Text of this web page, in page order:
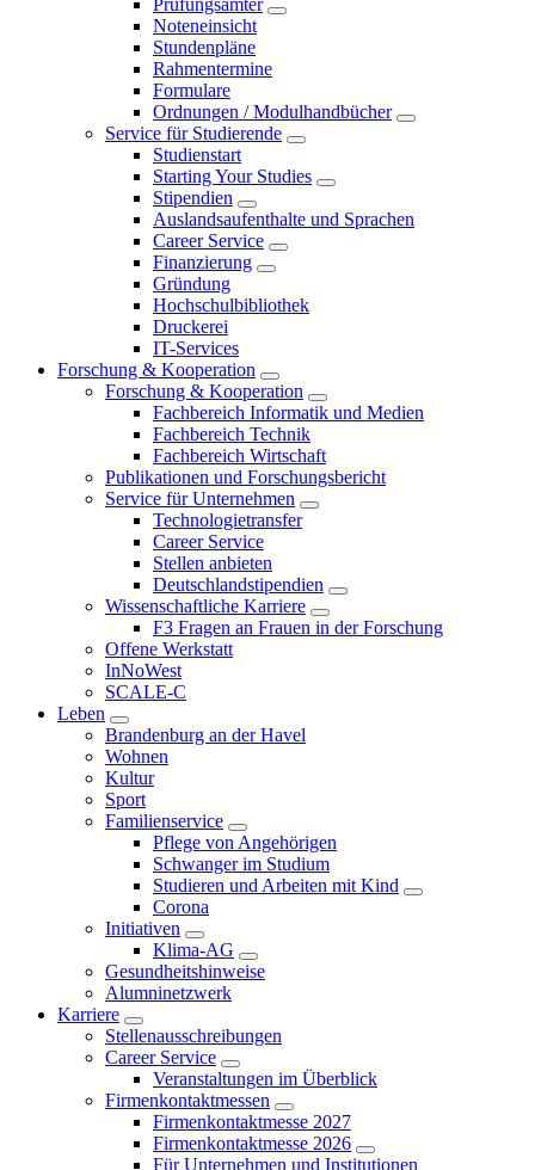
Prüfungsämter
Noteneinsicht
Stundenpläne
Rahmentermine
Formulare
Ordnungen / Modulhandbücher
Service für Studierende
Studienstart
Starting Your Studies
Stipendien
Auslandsaufenthalte und Sprachen
Career Service
Finanzierung
Gründung
Hochschulbibliothek
Druckerei
IT-Services
Forschung & Kooperation
Forschung & Kooperation
Fachbereich Informatik und Medien
Fachbereich Technik
Fachbereich Wirtschaft
Publikationen und Forschungsbericht
Service für Unternehmen
Technologietransfer
Career Service
Stellen anbieten
Deutschlandstipendien
Wissenschaftliche Karriere
F3 Fragen an Frauen in der Forschung
Offene Werkstatt
InNoWest
SCALE-C
Leben
Brandenburg an der Havel
Wohnen
Kultur
Sport
Familienservice
Pflege von Angehörigen
Schwanger im Studium
Studieren und Arbeiten mit Kind
Corona
Initiativen
Klima-AG
Gesundheitshinweise
Alumninetzwerk
Karriere
Stellenausschreibungen
Career Service
Veranstaltungen im Überblick
Firmenkontaktmessen
Firmenkontaktmesse 2027
Firmenkontaktmesse 2026
Für Unternehmen und Institutionen